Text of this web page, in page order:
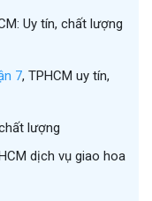
Uy tín, chất lượng
7, TPHCM uy tín,
lượng
dịch vụ giao hoa